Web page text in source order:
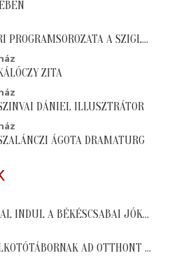
A CENTRÁL SZÍNHÁZ NYÁRI PROGRAMSOROZATA A SZIGLIGET VÁRUDVARBAN
ZITA
DÁNIEL ILLUSZTRÁTOR
ÁGOTA DRAMATURG
NEMZETKÖZI FESZTIVÁLLAL INDUL A BÉKÉSCSABAI JÓKAI SZÍNHÁZ ÚJ ÉVADA
NEMZETKÖZI SZÍNHÁZI ALKOTÓTÁBORNAK AD OTTHONT A BÉKÉSCSABAI JÓKAI SZÍNHÁZ